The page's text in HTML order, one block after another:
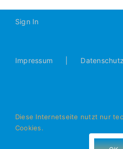
Sign In
Impressum Datenschutz
© Alle Rechte vorbehalten - JFG
- 93077 Bad
Diese Internetseite nutzt nur
Cookies.